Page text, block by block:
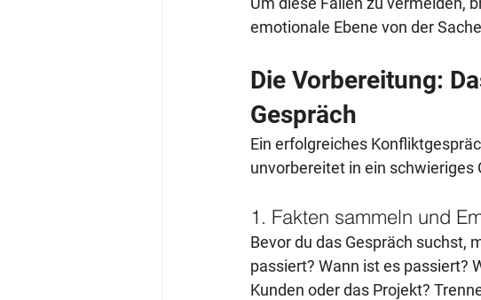
emotionale Ebene von der
Die Vorbereitung:
Gespräch
Ein erfolgreiches
unvorbereitet in ein schwieriges
1. Fakten sammeln und
Bevor du das Gespräch suchst,
passiert? Wann ist es passiert?
Kunden oder das Projekt?